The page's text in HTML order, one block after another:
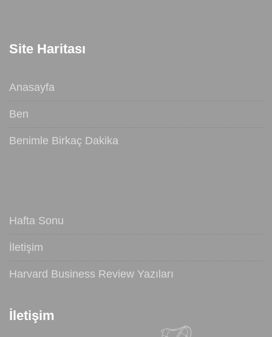
Site Haritası
Anasayfa
Ben
Benimle Birkaç Dakika
Hafta Sonu
İletişim
Harvard Business Review Yazıları
İletişim